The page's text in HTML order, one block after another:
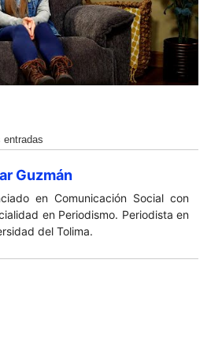
entradas
Guzmán
en Comunicación Social con
en Periodismo. Periodista en
del Tolima.